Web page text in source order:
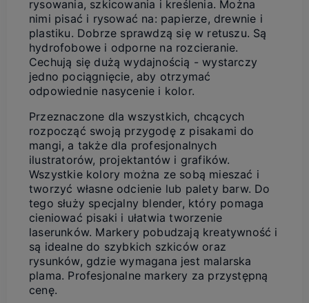
rysowania, szkicowania i kreślenia. Można
nimi pisać i rysować na: papierze, drewnie i
plastiku. Dobrze sprawdzą się w retuszu. Są
hydrofobowe i odporne na rozcieranie.
Cechują się dużą wydajnością - wystarczy
jedno pociągnięcie, aby otrzymać
odpowiednie nasycenie i kolor.
Przeznaczone dla wszystkich, chcących
rozpocząć swoją przygodę z pisakami do
mangi, a także dla profesjonalnych
ilustratorów, projektantów i grafików.
Wszystkie kolory można ze sobą mieszać i
tworzyć własne odcienie lub palety barw. Do
tego służy specjalny blender, który pomaga
cieniować pisaki i ułatwia tworzenie
laserunków. Markery pobudzają kreatywność i
są idealne do szybkich szkiców oraz
rysunków, gdzie wymagana jest malarska
plama. Profesjonalne markery za przystępną
cenę.